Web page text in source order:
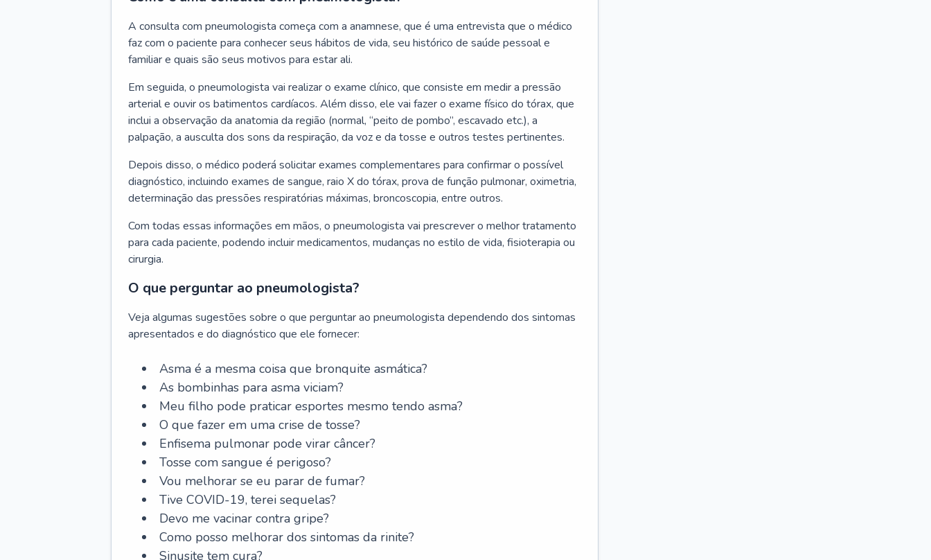
A consulta com pneumologista começa com a anamnese, que é uma entrevista que o médico
faz com o paciente para conhecer seus hábitos de vida, seu histórico de saúde pessoal e
familiar e quais são seus motivos para estar ali.
Em seguida, o pneumologista vai realizar o exame clínico, que consiste em medir a pressão
arterial e ouvir os batimentos cardíacos. Além disso, ele vai fazer o exame físico do tórax, que
inclui a observação da anatomia da região (normal, “peito de pombo”, escavado etc.), a
palpação, a ausculta dos sons da respiração, da voz e da tosse e outros testes pertinentes.
Depois disso, o médico poderá solicitar exames complementares para confirmar o possível
diagnóstico, incluindo exames de sangue, raio X do tórax, prova de função pulmonar, oximetria,
determinação das pressões respiratórias máximas, broncoscopia, entre outros.
Com todas essas informações em mãos, o pneumologista vai prescrever o melhor tratamento
para cada paciente, podendo incluir medicamentos, mudanças no estilo de vida, fisioterapia ou
cirurgia.
O que perguntar ao pneumologista?
Veja algumas sugestões sobre o que perguntar ao pneumologista dependendo dos sintomas
apresentados e do diagnóstico que ele fornecer:
Asma é a mesma coisa que bronquite asmática?
As bombinhas para asma viciam?
Meu filho pode praticar esportes mesmo tendo asma?
O que fazer em uma crise de tosse?
Enfisema pulmonar pode virar câncer?
Tosse com sangue é perigoso?
Vou melhorar se eu parar de fumar?
Tive COVID-19, terei sequelas?
Devo me vacinar contra gripe?
Como posso melhorar dos sintomas da rinite?
Sinusite tem cura?